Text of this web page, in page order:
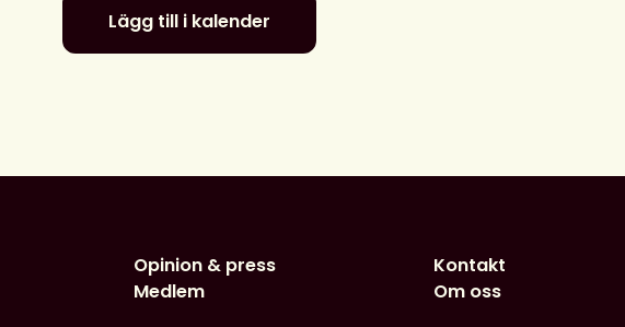
Lägg till i kalender
Opinion & press
Medlem
Kontakt
Om oss